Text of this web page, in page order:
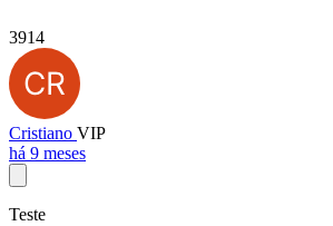
3914
Cristiano VIP
há 9 meses
Teste